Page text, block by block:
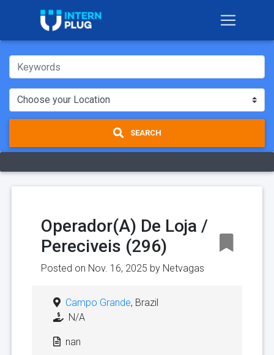
SEARCH
Operador(A) De Loja /
Pereciveis (296)
Posted on Nov. 16, 2025 by Netvagas
Campo Grande, Brazil
N/A
nan